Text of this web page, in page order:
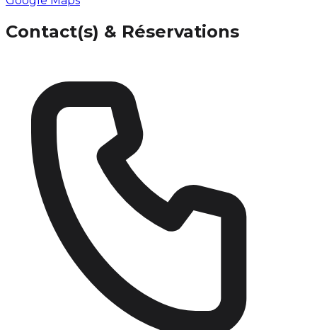
Contact(s) & Réservations